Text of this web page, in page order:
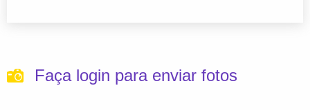
Faça login para enviar fotos